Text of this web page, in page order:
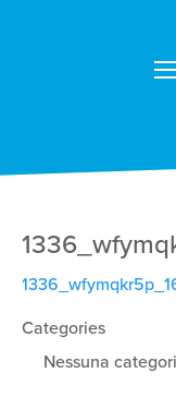
Categories
Nessuna